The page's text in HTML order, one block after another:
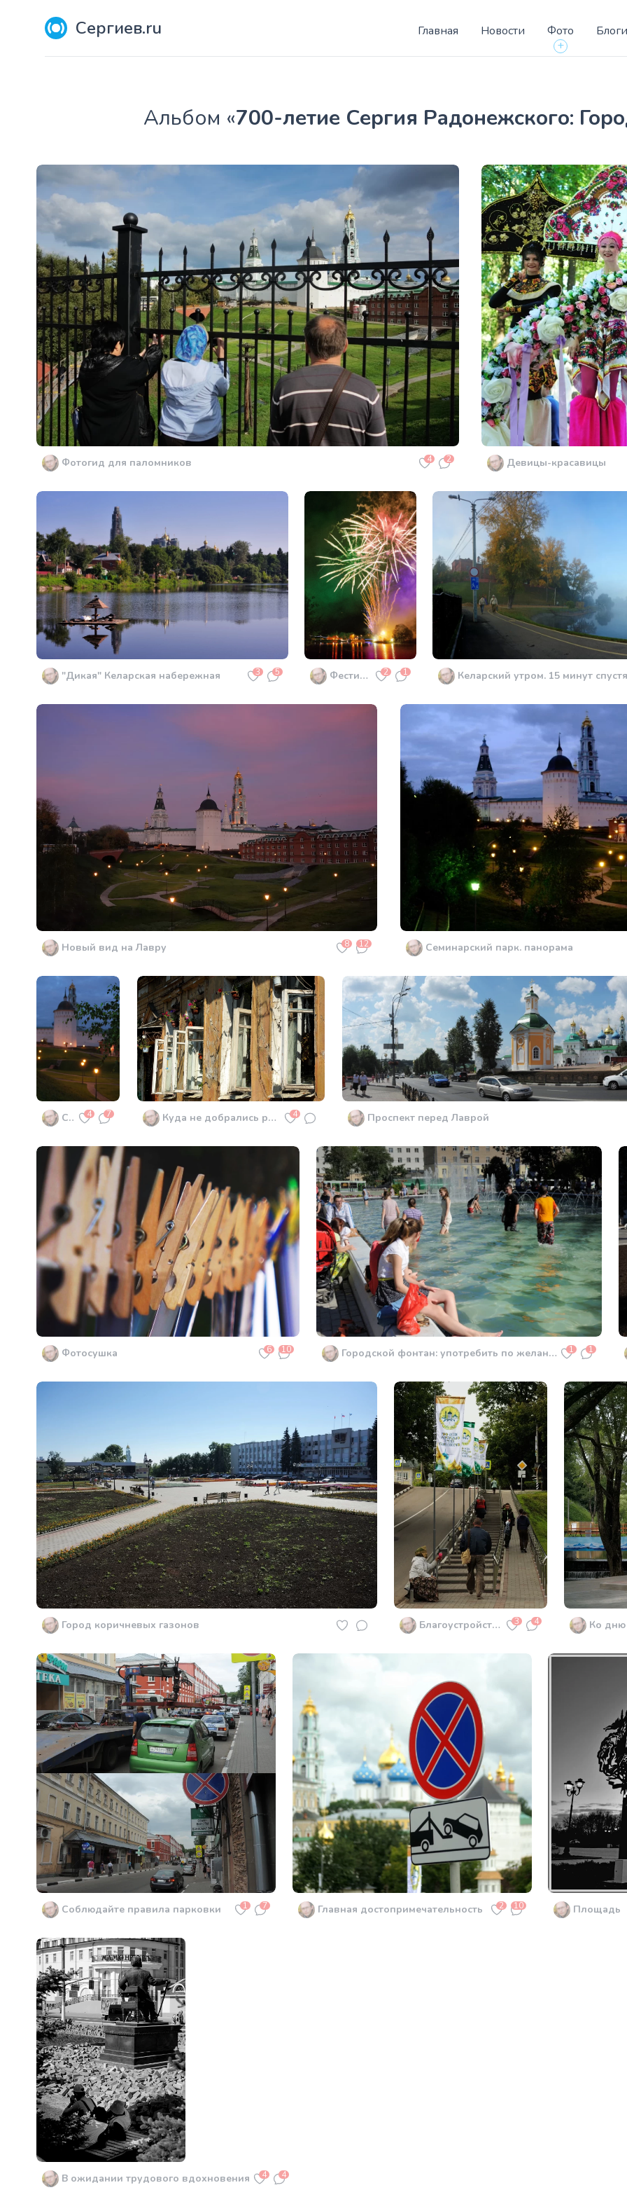
Сергиев.ru Главная Новости
Фото
+
Блоги
Aльбом «700-летие Сергия Радонежского:
Фотогид для паломников 4 2 Девицы-красавицы
"Дикая" Келарская набережная 3 5 Фестиваль фейерверков 2 1 Келарский утром. 15 минут спустя
Новый вид на Лавру 8 12 Семинарский парк. панорама
Семинарский парк 4 7 Куда не добрались руки организаторов 4 Проспект перед Лаврой
Фотосушка 6 10 Городской фонтан: употребить по желанию и по погоде 1 1
Город коричневых газонов Благоустройство 3 4 Ко дню
Соблюдайте правила парковки 1 7 Главная достопримечательность 2 10 Площадь
В ожидании трудового вдохновения 4 4